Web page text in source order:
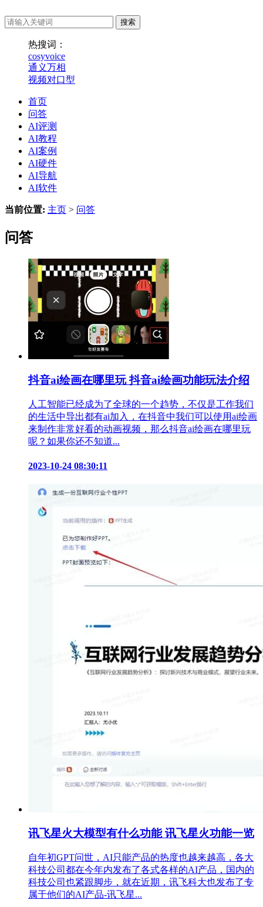
热搜词：
cosyvoice
通义万相
视频对口型
首页
问答
AI评测
AI教程
AI案例
AI硬件
AI导航
AI软件
当前位置: 主页 > 问答
问答
抖音ai绘画在哪里玩 抖音ai绘画功能玩法介绍
人工智能已经成为了全球的一个趋势，不仅是工作我们
的生活中导出都有ai加入，在抖音中我们可以使用ai绘画
来制作非常好看的动画视频，那么抖音ai绘画在哪里玩
呢？如果你还不知道...
2023-10-24 08:30:11
讯飞星火大模型有什么功能 讯飞星火功能一览
自年初GPT问世，AI只能产品的热度也越来越高，各大
科技公司都在今年内发布了各式各样的AI产品，国内的
科技公司也紧跟脚步，就在近期，讯飞科大也发布了专
属于他们的AI产品-讯飞星...